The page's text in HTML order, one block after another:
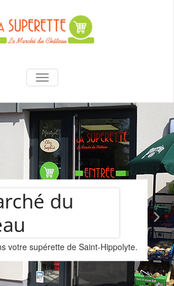
La Superette –
le marché du
château
AFFICHER/MASQUER LA
Assortiment de
vins